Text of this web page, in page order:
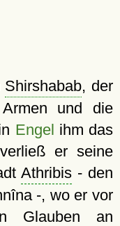
Shirshabab, der
und die
Engel ihm das
er seine
Athribis - den
-, wo er vor
Glauben an